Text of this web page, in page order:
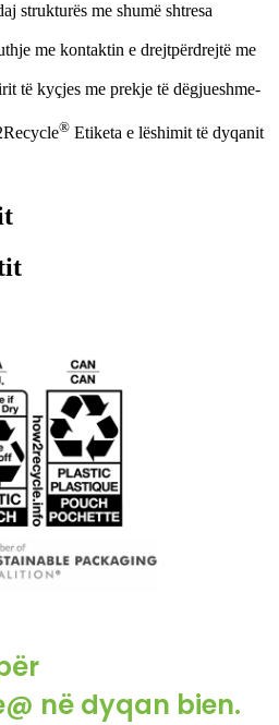
strukturës me shumë shtresa
me kontaktin e drejtpërdrejtë me
të kyçjes me prekje të dëgjueshme-
® Etiketa e lëshimit të dyqanit
në dyqan bien.